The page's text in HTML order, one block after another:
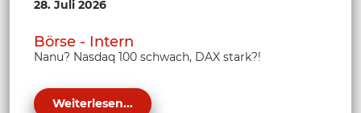
28. Juli 2026
Börse - Intern
Nanu? Nasdaq 100 schwach, DAX stark?!
Weiterlesen...